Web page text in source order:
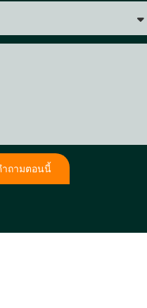
ำถามตอนนี้